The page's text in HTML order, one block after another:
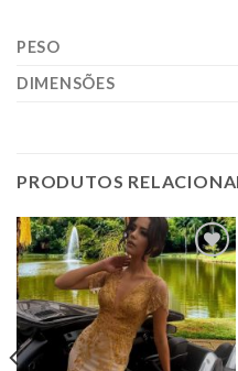
PESO
DIMENSÕES
PRODUTOS
Add to
wishlist